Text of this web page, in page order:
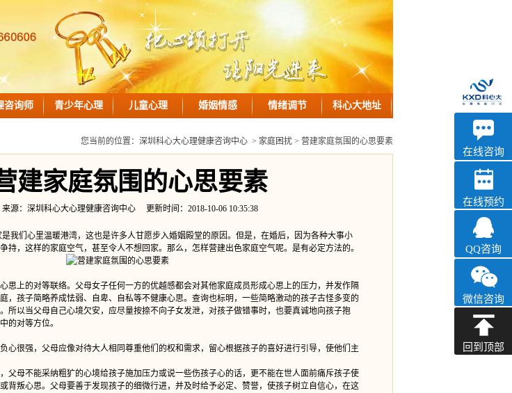
咨询师 青少年心理 儿童心理 婚姻情感 情绪调节 科心大地址
您当前的位置： 深圳科心大心理健康咨询中心 > 家庭困扰 > 营建家庭氛围的心思要素
建家庭氛围的心思要素
来源：深圳科心大心理健康咨询中心 更新时间：2018-10-06 10:35:38
们心里温暖港湾，这也是许多人甘愿步入婚姻殿堂的原因。但是，在婚后，因为各种大事小
持，这样的家庭空气，甚至令人不想回家。那么，怎样营建出色家庭空气呢。是有必定方法的。
上的对等联络。父母女子任何一方的优越感都会对其他家庭成员形成心思上的压力，并发作隔
，孩子简略养成怯弱、自卑、自私等不健康心思。查询也标明，一些简略激动的孩子古怪多变的
所以当父母自己心境欠安，应尽量按捺不向子女发泄，对孩子做错事时，也要真诚地向孩子抱
的对等方位。
很强，父母应像对待大人相同尊重他们的权和需求，留心根据孩子的喜好进行引导，使他们主
母不能采纳粗犷的心境给孩子施加压力或说一些伤孩子心的话，更不能在世人面前痛斥孩子使
背叛心思。父母要善于发现孩子的细微行进，并及时给予必定、赞誉，使孩子树立自信心，在这
优眠
心理咨询
在线咨询
在线预约
QQ咨询
微信咨询
回到顶部